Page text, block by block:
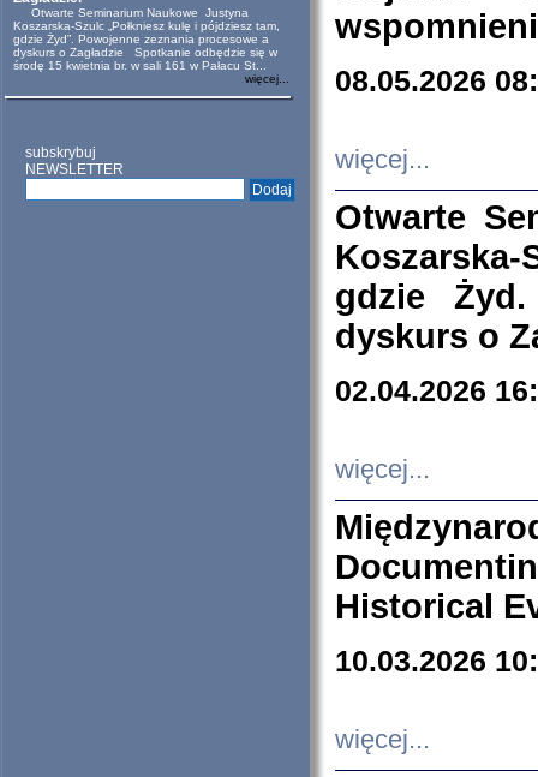
Otwarte Seminarium Naukowe Justyna
Koszarska-Szulc „Połkniesz kulę i pójdziesz tam,
gdzie Żyd”. Powojenne zeznania procesowe a
dyskurs o Zagładzie Spotkanie odbędzie się w
środę 15 kwietnia br. w sali 161 w Pałacu St...
więcej...
subskrybuj
NEWSLETTER
08.05.2026
więcej...
Otwarte
Koszarska-
gdzie
dyskurs o
02.04.2026
więcej...
Historical
10.03.2026
więcej...